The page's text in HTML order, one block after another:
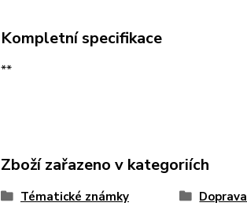
Kompletní specifikace
**
Zboží zařazeno v kategoriích
Tématické známky Doprava